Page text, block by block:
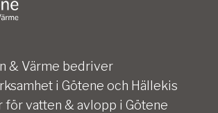
& Värme bedriver
i Götene och Hällekis
för vatten & avlopp i Götene